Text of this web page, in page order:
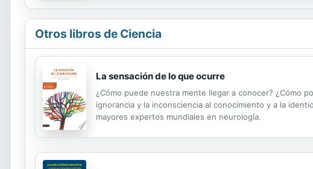
Otros libros de Ciencia
La sensación de lo que ocurre
¿Cómo puede nuestra mente llegar a conocer? ¿Cómo
ignorancia y la inconsciencia al conocimiento y a la
mayores expertos mundiales en neurología.